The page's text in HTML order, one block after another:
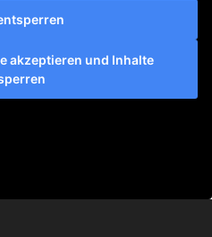
akzeptieren und Inhalte